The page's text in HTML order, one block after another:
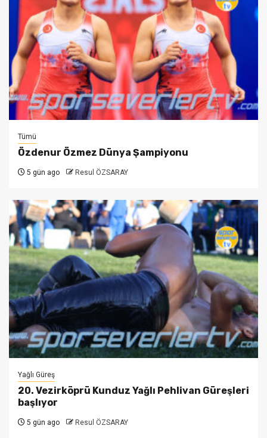
Tümü
Özdenur Özmez Dünya Şampiyonu
5 gün ago Resul ÖZSARAY
Yağlı Güreş
20. Vezirköprü Kunduz Yağlı Pehlivan Güreşleri
başlıyor
5 gün ago Resul ÖZSARAY